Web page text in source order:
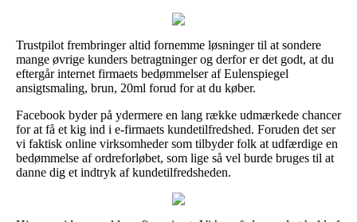
Trustpilot frembringer altid fornemme løsninger til at sondere
mange øvrige kunders betragtninger og derfor er det godt, at du
eftergår internet firmaets bedømmelser af Eulenspiegel
ansigtsmaling, brun, 20ml forud for at du køber.
Facebook byder på ydermere en lang række udmærkede chancer
for at få et kig ind i e-firmaets kundetilfredshed. Foruden det ser
vi faktisk online virksomheder som tilbyder folk at udfærdige en
bedømmelse af ordreforløbet, som lige så vel burde bruges til at
danne dig et indtryk af kundetilfredsheden.